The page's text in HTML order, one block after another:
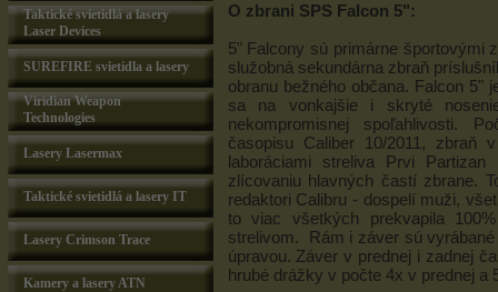
Taktické svietidlá a lasery
Laser Devices
SUREFIRE svietidla a lasery
Viridian Weapon
Technologies
Lasery Lasermax
Taktické svietidlá a lasery IT
Lasery Crimson Trace
Kamery a lasery ATN
O zbrani SPS Falcon 5":
5" Falcony sú primárne športovými
služobná sekundárna zbraň
obranu bežného občana. Falcon 5"
sa na vonkajšie i skryté
nekompromisnej spoľahlivosti.
časopisu Caliber 10/2011, zbraň
laboráciami streliva Prvi
zlícovaniu hlavných častí zbrane.
redaktori Calibru - dospelí muži,
to viac všetkých prekvapila
strelivom. Rám i záver sú
úpravou. Záver v prednej i zadnej
hrubé drážky v počte 4x v prednej